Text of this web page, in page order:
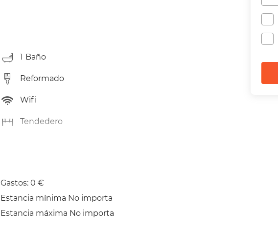
1 Baño
Reformado
Wifi
Tendedero
Gastos: 0 €
Estancia mínima No importa
Estancia máxima No importa